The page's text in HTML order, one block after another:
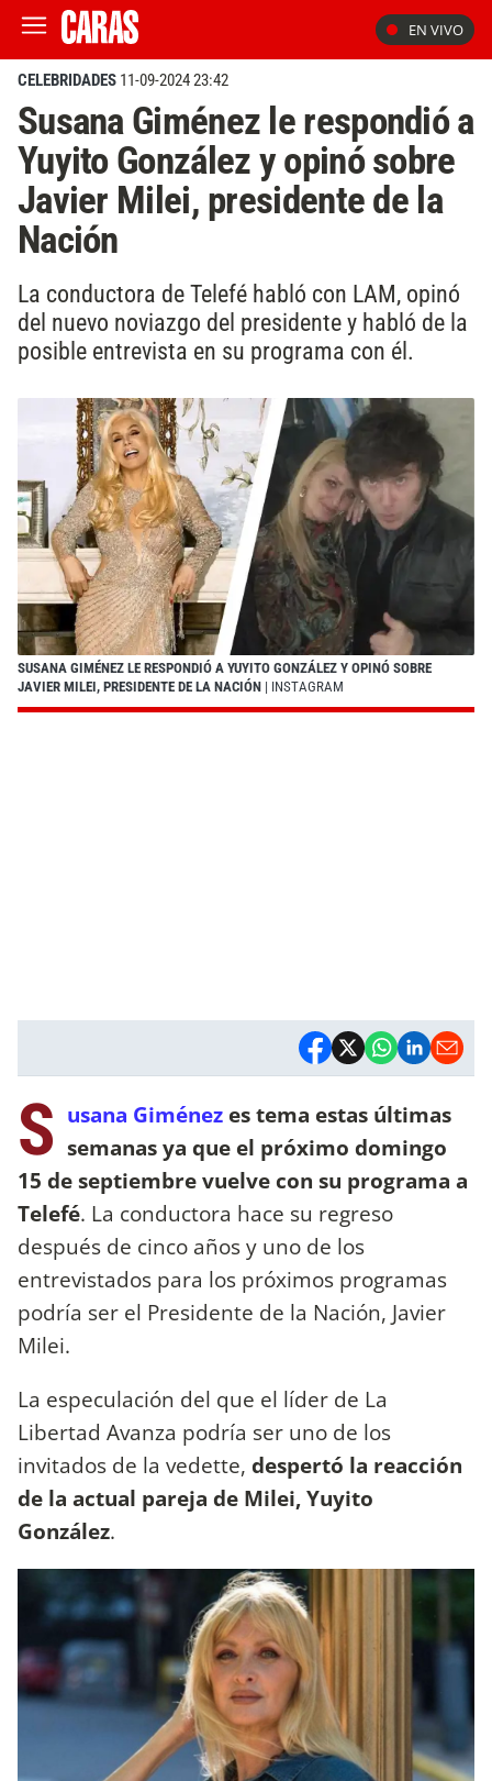
EN VIVO
CELEBRIDADES 11-09-2024 23:42
Susana Giménez le respondió a
Yuyito González y opinó sobre
Javier Milei, presidente de la
Nación
La conductora de Telefé habló con LAM, opinó
del nuevo noviazgo del presidente y habló de la
posible entrevista en su programa con él.
SUSANA GIMÉNEZ LE RESPONDIÓ A YUYITO GONZÁLEZ Y OPINÓ SOBRE
JAVIER MILEI, PRESIDENTE DE LA NACIÓN | INSTAGRAM
S usana Giménez es tema estas últimas
semanas ya que el próximo domingo
15 de septiembre vuelve con su programa a
Telefé. La conductora hace su regreso
después de cinco años y uno de los
entrevistados para los próximos programas
podría ser el Presidente de la Nación, Javier
Milei.
La especulación del que el líder de La
Libertad Avanza podría ser uno de los
invitados de la vedette, despertó la reacción
de la actual pareja de Milei, Yuyito
González.